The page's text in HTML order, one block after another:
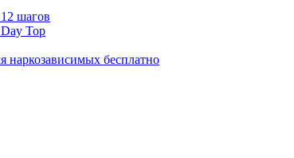
шагов
Top
наркозависимых бесплатно